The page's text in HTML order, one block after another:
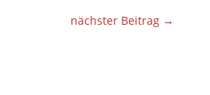
nächster Beitrag →